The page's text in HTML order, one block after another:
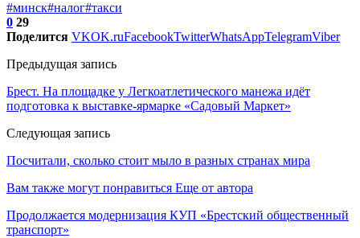
#минск#налог#такси
0 29
Поделится VKOK.ruFacebookTwitterWhatsAppTelegramViber
Предыдущая запись
Брест. На площадке у Легкоатлетического манежа идёт
подготовка к выставке-ярмарке «Садовый Маркет»
Следующая запись
Посчитали, сколько стоит мыло в разных странах мира
Вам также могут понравиться Еще от автора
Продолжается модернизация КУП «Брестский общественный
транспорт»